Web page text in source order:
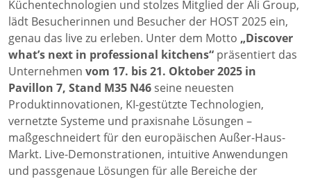
Wmaxx
Vertrieb
Gebietsleiter
Key Account Manager
Anwendungsberater
Aktuelles
Downloads
Unternehmen
Kontakt
Karriere
Küchentechnologien und stolzes Mitglied der Ali Group,
lädt Besucherinnen und Besucher der HOST 2025 ein,
genau das live zu erleben. Unter dem Motto „Discover
what’s next in professional kitchens“ präsentiert das
Unternehmen vom 17. bis 21. Oktober 2025 in
Pavillon 7, Stand M35 N46 seine neuesten
Produktinnovationen, KI-gestützte Technologien,
vernetzte Systeme und praxisnahe Lösungen –
maßgeschneidert für den europäischen Außer-Haus-
Markt. Live-Demonstrationen, intuitive Anwendungen
und passgenaue Lösungen für alle Bereiche der